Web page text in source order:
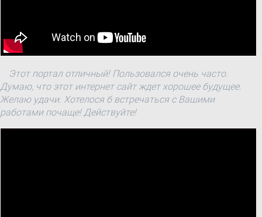
Этот портал отличный! Пользовался очень часто.
Думаю, что этот интернет сайт ждет хорошее будущее.
Желаю удачи. Хотелося б встречаться с Вашими
работами почаще! Действуйте!